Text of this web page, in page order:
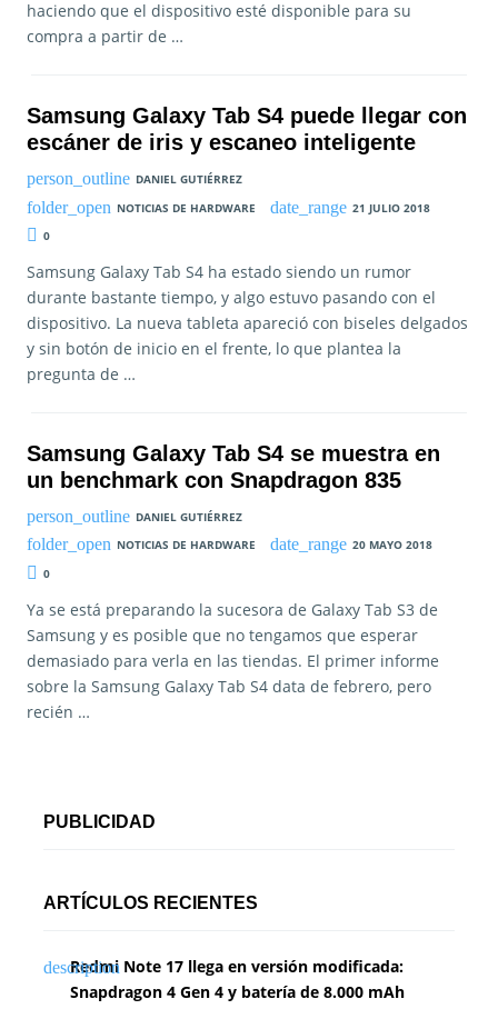
haciendo que el dispositivo esté disponible para su
compra a partir de …
Samsung Galaxy Tab S4 puede llegar con
escáner de iris y escaneo inteligente
DANIEL GUTIÉRREZ
NOTICIAS DE HARDWARE
21 JULIO 2018
0
Samsung Galaxy Tab S4 ha estado siendo un rumor
durante bastante tiempo, y algo estuvo pasando con el
dispositivo. La nueva tableta apareció con biseles delgados
y sin botón de inicio en el frente, lo que plantea la
pregunta de …
Samsung Galaxy Tab S4 se muestra en
un benchmark con Snapdragon 835
DANIEL GUTIÉRREZ
NOTICIAS DE HARDWARE
20 MAYO 2018
0
Ya se está preparando la sucesora de Galaxy Tab S3 de
Samsung y es posible que no tengamos que esperar
demasiado para verla en las tiendas. El primer informe
sobre la Samsung Galaxy Tab S4 data de febrero, pero
recién …
PUBLICIDAD
ARTÍCULOS RECIENTES
Redmi Note 17 llega en versión modificada:
Snapdragon 4 Gen 4 y batería de 8.000 mAh